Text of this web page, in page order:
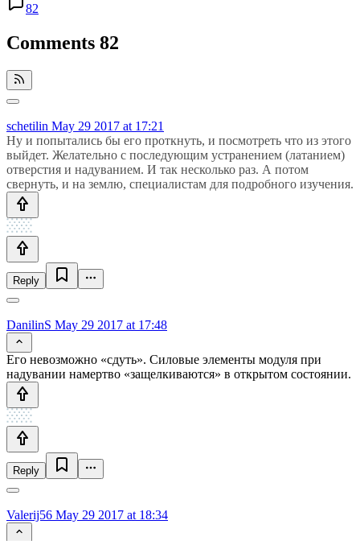
82
Comments 82
schetilin May 29 2017 at 17:21
Ну и попытались бы его проткнуть, и посмотреть что из этого
выйдет. Желательно с последующим устранением (латанием)
отверстия и надуванием. И так несколько раз. А потом
свернуть, и на землю, специалистам для подробного изучения.
Reply
DanilinS May 29 2017 at 17:48
Его невозможно «сдуть». Силовые элементы модуля при
надувании намертво «защелкиваются» в открытом состоянии.
Reply
Valerij56 May 29 2017 at 18:34